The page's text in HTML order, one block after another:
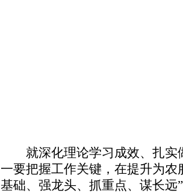
就深化理论学习成效、扎实
一要把握工作关键，在提升为
基础、强龙头、抓重点、谋长